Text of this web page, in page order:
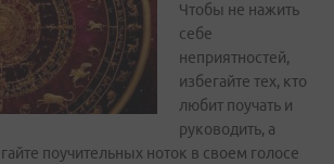
Чтобы не нажить
себе
неприятностей,
избегайте тех, кто
любит поучать и
руководить, а
поучительных ноток в своем голосе